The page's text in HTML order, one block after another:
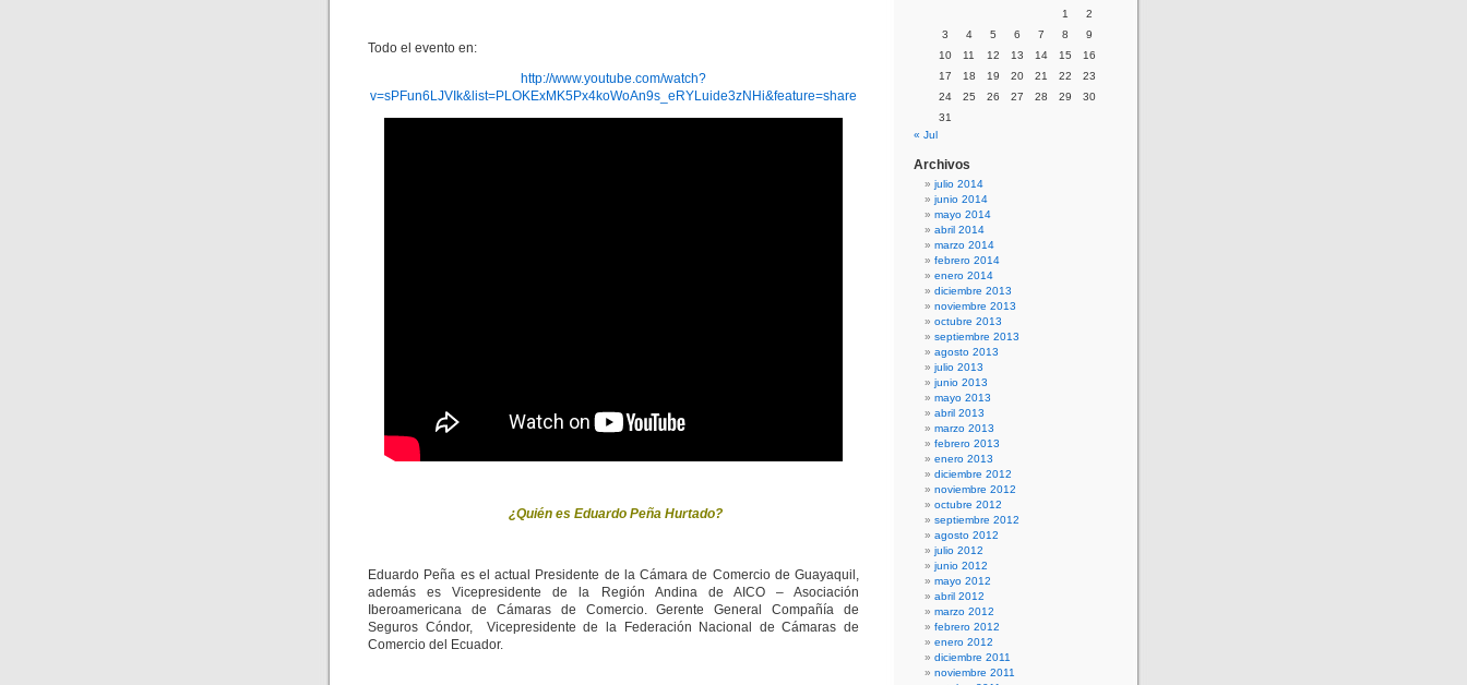
Todo el evento en:
http://www.youtube.com/watch?
v=sPFun6LJVIk&list=PLOKExMK5Px4koWoAn9s_eRYLuide3zNHi&feature=share
¿Quién es Eduardo Peña Hurtado?
Eduardo Peña es el actual Presidente de la Cámara de Comercio de Guayaquil,
además es Vicepresidente de la Región Andina de AICO – Asociación
Iberoamericana de Cámaras de Comercio. Gerente General Compañía de
Seguros Cóndor, Vicepresidente de la Federación Nacional de Cámaras de
Comercio del Ecuador.
1
2
3
4 5 6 7 8
9
10
11 12 13 14 15
16
17
18 19 20 21 22
23
24
25 26 27 28 29
30
31
« Jul
Archivos
julio 2014
junio 2014
mayo 2014
abril 2014
marzo 2014
febrero 2014
enero 2014
diciembre 2013
noviembre 2013
octubre 2013
septiembre 2013
agosto 2013
julio 2013
junio 2013
mayo 2013
abril 2013
marzo 2013
febrero 2013
enero 2013
diciembre 2012
noviembre 2012
octubre 2012
septiembre 2012
agosto 2012
julio 2012
junio 2012
mayo 2012
abril 2012
marzo 2012
febrero 2012
enero 2012
diciembre 2011
noviembre 2011